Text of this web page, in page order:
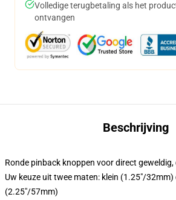
Volledige terugbetaling als het
ontvangen
Beschrijving
Ronde pinback knoppen voor direct geweldig,
Uw keuze uit twee maten: klein (1.25"/
(2.25"/57mm)